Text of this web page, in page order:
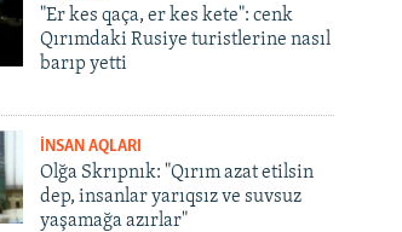
"Er kes qaça, er kes kete": cenk
Qırımdaki Rusiye turistlerine nasıl
barıp yetti
İNSAN AQLARI
Olğa Skrıpnık: "Qırım azat etilsin
dep, insanlar yarıqsız ve suvsuz
yaşamağa azırlar"